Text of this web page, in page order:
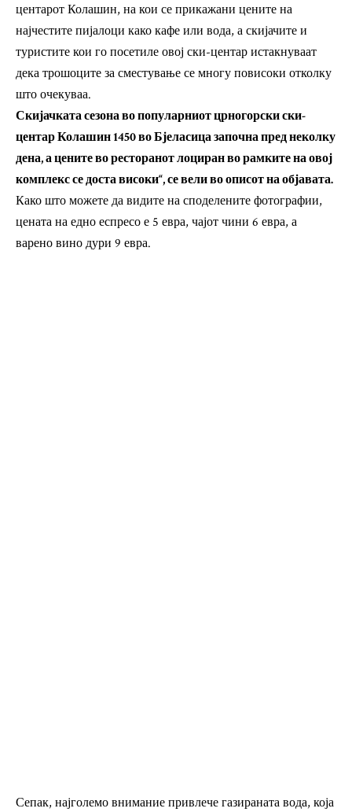
центарот Колашин, на кои се прикажани цените на
најчестите пијалоци како кафе или вода, а скијачите и
туристите кои го посетиле овој ски-центар истакнуваат
дека трошоците за сместување се многу повисоки отколку
што очекуваа.
Скијачката сезона во популарниот црногорски ски-
центар Колашин 1450 во Бјеласица започна пред неколку
дена, а цените во ресторанот лоциран во рамките на овој
комплекс се доста високи“, се вели во описот на објавата.
Како што можете да видите на споделените фотографии,
цената на едно еспресо е 5 евра, чајот чини 6 евра, а
варено вино дури 9 евра.
Сепак, најголемо внимание привлече газираната вода, која